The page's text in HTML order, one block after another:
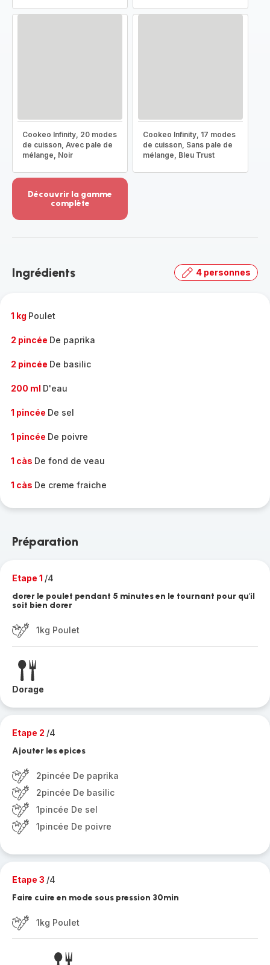
Cookeo Infinity, 20 modes
de cuisson, Avec pale de
mélange, Noir
Cookeo Infinity, 17 modes
de cuisson, Sans pale de
mélange, Bleu Trust
Découvrir la gamme
complète
-
gamme
Ingrédients 4 personnes
1 kg Poulet
2 pincée De paprika
2 pincée De basilic
200 ml D'eau
1 pincée De sel
1 pincée De poivre
1 càs De fond de veau
1 càs De creme fraiche
Préparation
Etape 1 /4
dorer le poulet pendant 5 minutes en le tournant pour qu'il
soit bien dorer
1kg Poulet
Dorage
Etape 2 /4
Ajouter les epices
2pincée De paprika
2pincée De basilic
1pincée De sel
1pincée De poivre
Etape 3 /4
Faire cuire en mode sous pression 30min
1kg Poulet